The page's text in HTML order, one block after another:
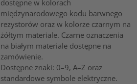
dostępne w kolorach
międzynarodowego kodu barwnego
rezystorów oraz w kolorze czarnym na
żółtym materiale. Czarne oznaczenia
na białym materiale dostępne na
zamówienie.
Dostępne znaki: 0–9, A–Z oraz
standardowe symbole elektryczne.